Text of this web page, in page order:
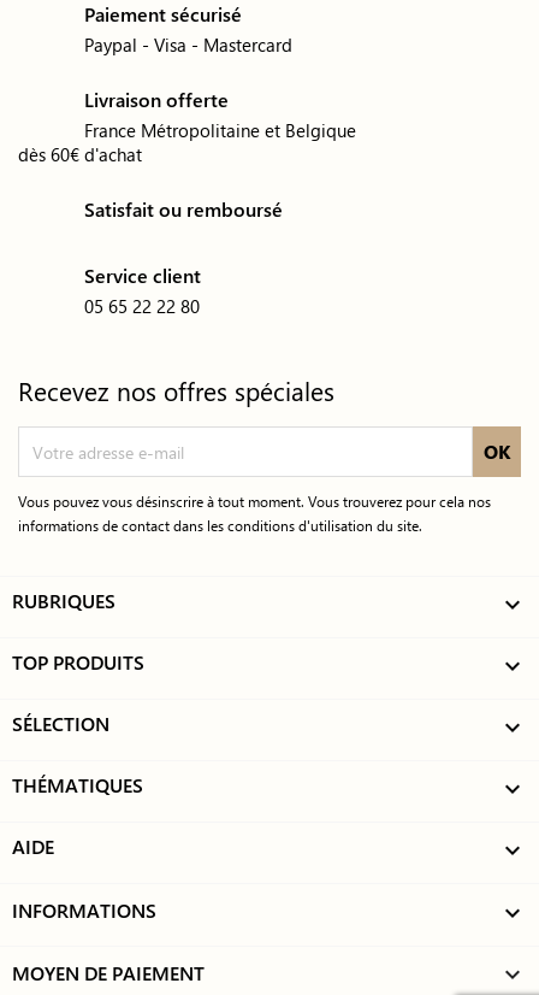
Paiement sécurisé
Paypal - Visa - Mastercard
Livraison offerte
France Métropolitaine et Belgique
dès 60€ d'achat
Satisfait ou remboursé
Service client
05 65 22 22 80
Recevez nos offres spéciales
Vous pouvez vous désinscrire à tout moment. Vous trouverez pour cela nos
informations de contact dans les conditions d'utilisation du site.
RUBRIQUES 
TOP PRODUITS 
SÉLECTION 
THÉMATIQUES 
AIDE 
INFORMATIONS 
MOYEN DE PAIEMENT keyboard_arrow_down